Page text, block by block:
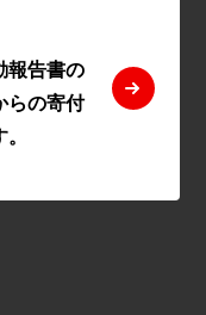
報告書の
らの寄付